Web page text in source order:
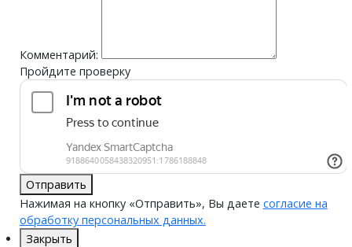
Комментарий:
Пройдите проверку
Отправить
Нажимая на кнопку «Отправить», Вы даете согласие на
обработку персональных данных.
Закрыть